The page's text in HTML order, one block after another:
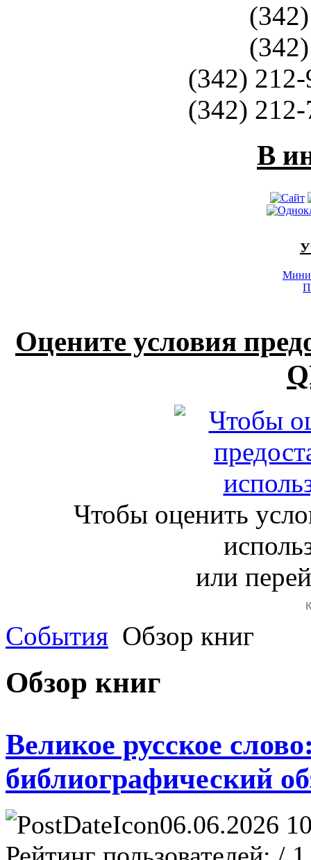
(342)
(342)
В
Оцените условия
Чтобы оценить
или
События Обзор книг
Обзор книг
Великое русское
библиографический
06.06.2026